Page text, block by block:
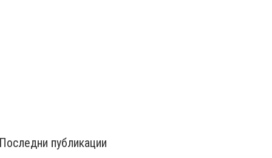
публикации